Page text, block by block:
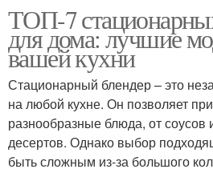
ТОП-7
для дома: лучшие
вашей кухни
Стационарный блендер – это
на любой кухне. Он позволяет
разнообразные блюда, от соусов
десертов. Однако выбор
быть сложным из-за большого